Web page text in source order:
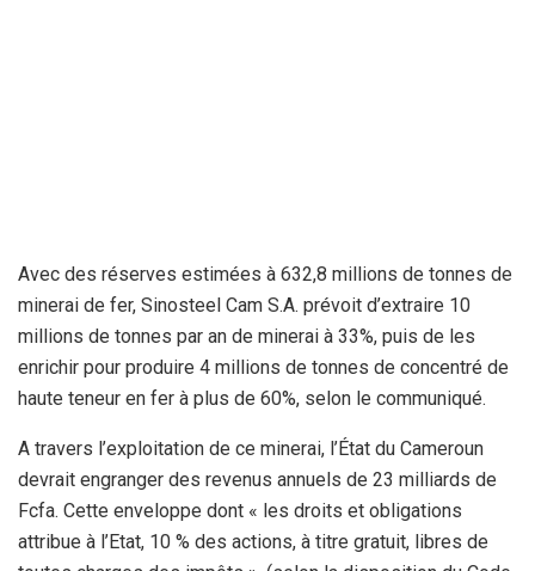
Avec des réserves estimées à 632,8 millions de tonnes de
minerai de fer, Sinosteel Cam S.A. prévoit d’extraire 10
millions de tonnes par an de minerai à 33%, puis de les
enrichir pour produire 4 millions de tonnes de concentré de
haute teneur en fer à plus de 60%, selon le communiqué.
A travers l’exploitation de ce minerai, l’État du Cameroun
devrait engranger des revenus annuels de 23 milliards de
Fcfa. Cette enveloppe dont « les droits et obligations
attribue à l’Etat, 10 % des actions, à titre gratuit, libres de